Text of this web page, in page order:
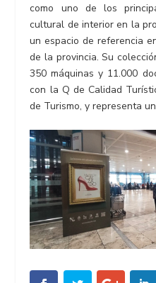
como uno de los
cultural de interior en la
un espacio de referencia
de la provincia. Su
350 máquinas y 11.000
con la Q de Calidad
de Turismo, y representa